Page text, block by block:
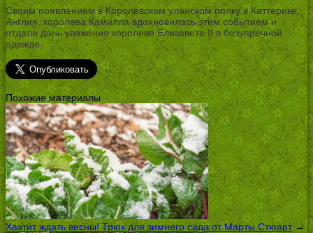
Своим появлением в Королевском уланском полку в Каттерике,
Англия, королева Камилла вдохновилась этим событием и
отдала дань уважения королеве Елизавете II в безупречной
одежде.
Похожие материалы
Хватит ждать весны! Трюк для зимнего сада от Марты Стюарт→